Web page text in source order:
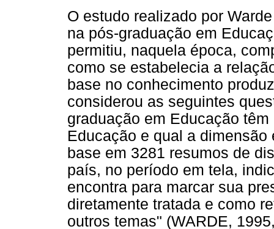
O estudo realizado por
na pós-graduação em
permitiu, naquela época,
como se estabelecia a
base no conhecimento
considerou as seguintes
graduação em Educação
Educação e qual a
base em 3281 resumos de
país, no período em tela,
encontra para marcar sua
diretamente tratada e como
outros temas" (WARDE,